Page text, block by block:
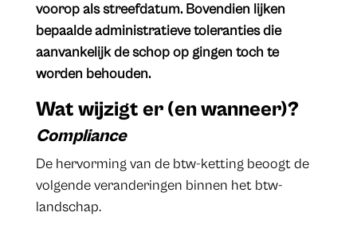
voorop als streefdatum. Bovendien lijken
bepaalde administratieve toleranties die
aanvankelijk de schop op gingen toch te
worden behouden.
Wat wijzigt er (en wanneer)?
Compliance
De hervorming van de btw-ketting beoogt de
volgende veranderingen binnen het btw-
landschap.